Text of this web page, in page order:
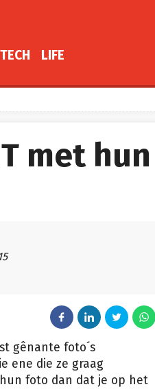
TECH LIFE
met hun
gênante foto´s
ene die ze graag
foto dan dat je op het